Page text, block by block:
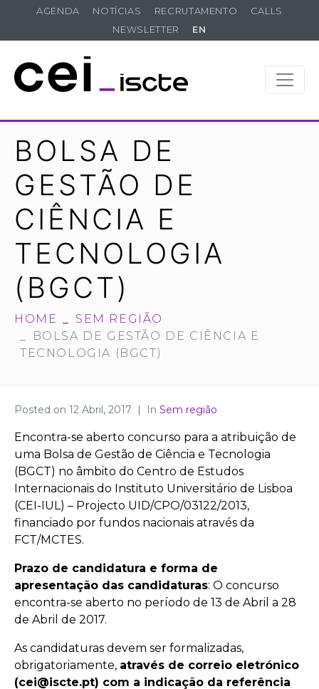
AGENDA NOTÍCIAS RECRUTAMENTO
CALLS
NEWSLETTER
EN
BOLSA DE
GESTÃO DE
CIÊNCIA E
TECNOLOGIA
(BGCT)
HOME
SEM REGIÃO
BOLSA DE GESTÃO DE CIÊNCIA E
TECNOLOGIA (BGCT)
Posted on 12 Abril, 2017 In Sem região
Encontra-se aberto concurso para a atribuição de
uma Bolsa de Gestão de Ciência e Tecnologia
(BGCT) no âmbito do Centro de Estudos
Internacionais do Instituto Universitário de Lisboa
(CEI-IUL) – Projecto UID/CPO/03122/2013,
financiado por fundos nacionais através da
FCT/MCTES.
Prazo de candidatura e forma de
apresentação das candidaturas: O concurso
encontra-se aberto no período de 13 de Abril a 28
de Abril de 2017.
As candidaturas devem ser formalizadas,
obrigatoriamente, através de correio eletrónico
(cei@iscte.pt) com a indicação da referência